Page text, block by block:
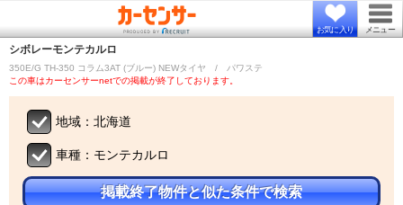
お気に入り メニュー
シボレーモンテカルロ
350E/G TH-350 コラム3AT (ブルー) NEWタイヤ / パワステ
この車はカーセンサーnetでの掲載が終了しております。
地域：北海道
車種：モンテカルロ
掲載終了物件と似た条件で検索